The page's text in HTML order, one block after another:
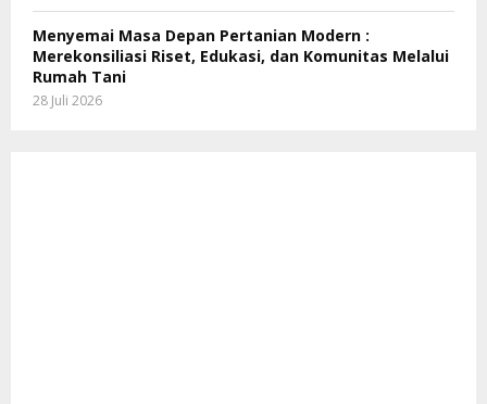
Menyemai Masa Depan Pertanian Modern :
Merekonsiliasi Riset, Edukasi, dan Komunitas Melalui
Rumah Tani
28 Juli 2026